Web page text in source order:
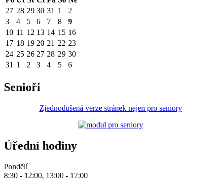
27 28 29 30 31 1
2
3
4 5 6 7 8
9
10 11 12 13 14 15 16
17 18 19 20 21 22 23
24 25 26 27 28 29 30
31 1 2 3 4 5 6
Senioři
Zjednodušená verze stránek nejen pro seniory
Úřední hodiny
Pondělí
8:30 - 12:00, 13:00 - 17:00